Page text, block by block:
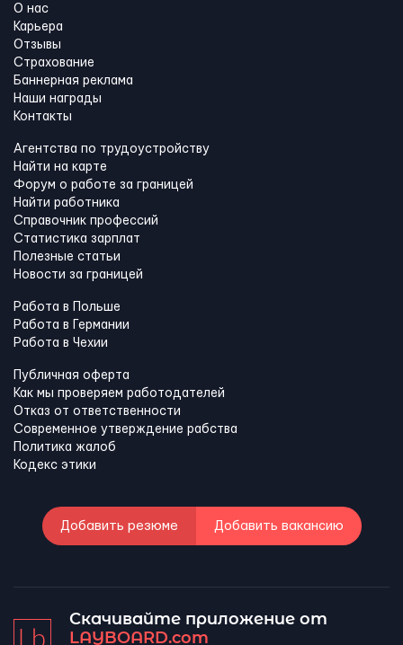
О нас
Карьера
Отзывы
Страхование
Баннерная реклама
Наши награды
Контакты
Агентства по трудоустройству
Найти на карте
Форум о работе за границей
Найти работника
Справочник профессий
Статистика зарплат
Полезные статьи
Новости за границей
Работа в Польше
Работа в Германии
Работа в Чехии
Публичная оферта
Как мы проверяем работодателей
Отказ от ответственности
Современное утверждение рабства
Политика жалоб
Кодекс этики
Добавить резюме Добавить вакансию
Скачивайте приложение от
LAYBOARD.com